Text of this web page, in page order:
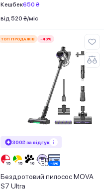
Кешбек650 ₴
від 520 ₴/міс
ТОП ПРОДАЖІВ -40%
300₴ за відгук
Бездротовий пилосос MOVA
S7 Ultra